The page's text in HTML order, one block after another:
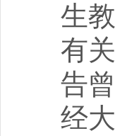
生
有
告
经